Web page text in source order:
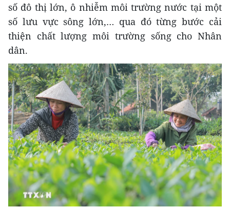
số đô thị lớn, ô nhiễm môi trường nước tại một
số lưu vực sông lớn,… qua đó từng bước cải
thiện chất lượng môi trường sống cho Nhân
dân.